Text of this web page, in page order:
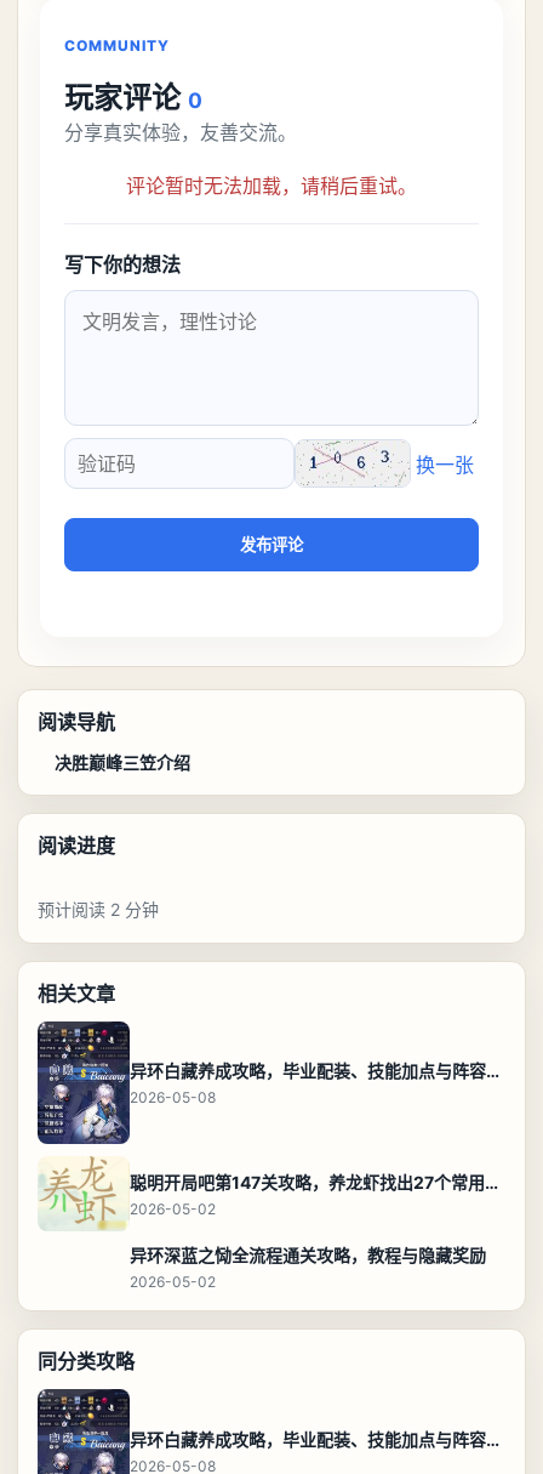
COMMUNITY
玩家评论 0
分享真实体验，友善交流。
评论暂时无法加载，请稍后重试。
写下你的想法
验证码
换一张
发布评论
阅读导航
决胜巅峰三笠介绍
阅读进度
预计阅读 2 分钟
相关文章
异环白藏养成攻略，毕业配装、技能加点与阵容搭配保姆级解析
2026-05-08
聪明开局吧第147关攻略，养龙虾找出27个常用字通关答案
2026-05-02
异环深蓝之恸全流程通关攻略，教程与隐藏奖励
2026-05-02
同分类攻略
异环白藏养成攻略，毕业配装、技能加点与阵容搭配保姆级解析
2026-05-08